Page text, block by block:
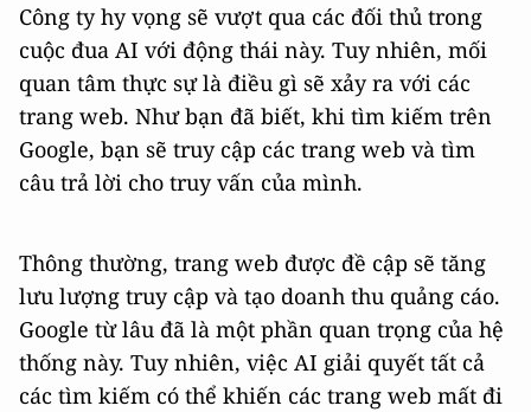
Công ty hy vọng sẽ vượt qua các đối thủ trong
cuộc đua AI với động thái này. Tuy nhiên, mối
quan tâm thực sự là điều gì sẽ xảy ra với các
trang web. Như bạn đã biết, khi tìm kiếm trên
Google, bạn sẽ truy cập các trang web và tìm
câu trả lời cho truy vấn của mình.
Thông thường, trang web được đề cập sẽ tăng
lưu lượng truy cập và tạo doanh thu quảng cáo.
Google từ lâu đã là một phần quan trọng của hệ
thống này. Tuy nhiên, việc AI giải quyết tất cả
các tìm kiếm có thể khiến các trang web mất đi